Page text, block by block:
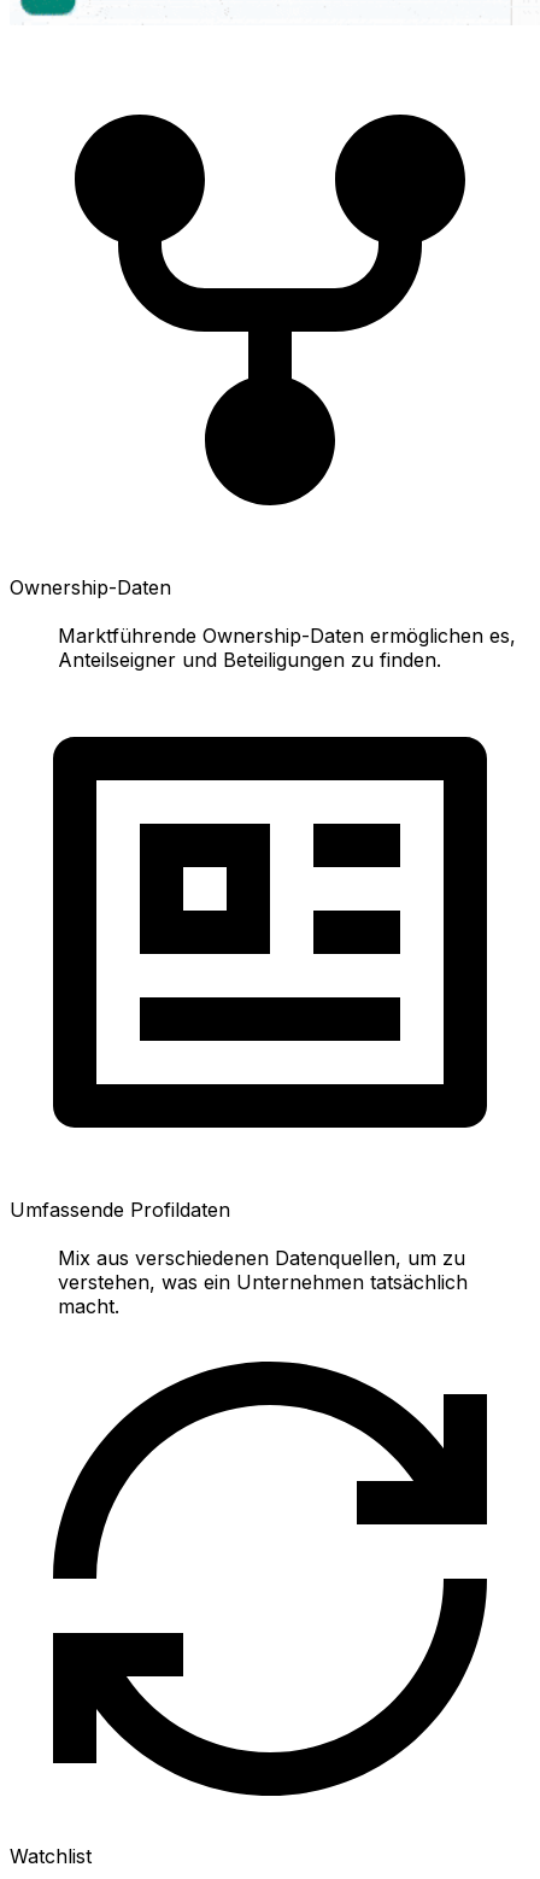
Ownership-Daten
Marktführende Ownership-Daten ermöglichen es,
Anteilseigner und Beteiligungen zu finden.
Umfassende Profildaten
Mix aus verschiedenen Datenquellen, um zu
verstehen, was ein Unternehmen tatsächlich
macht.
Watchlist